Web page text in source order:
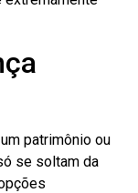
patrimônio ou
se soltam da